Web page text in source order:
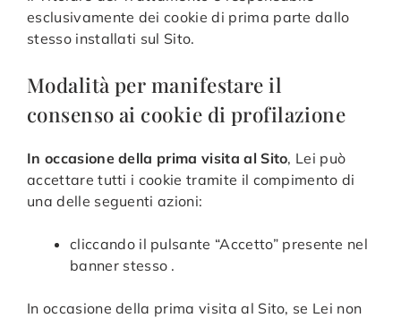
esclusivamente dei cookie di prima parte dallo
stesso installati sul Sito.
Modalità per manifestare il
consenso ai cookie di profilazione
In occasione della prima visita al Sito, Lei può
accettare tutti i cookie tramite il compimento di
una delle seguenti azioni:
cliccando il pulsante “Accetto” presente nel
banner stesso .
In occasione della prima visita al Sito, se Lei non